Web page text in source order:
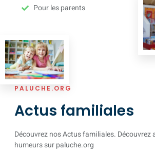
Pour les parents
PALUCHE.ORG
Actus familiales
Découvrez nos Actus familiales. Découvrez
humeurs sur paluche.org